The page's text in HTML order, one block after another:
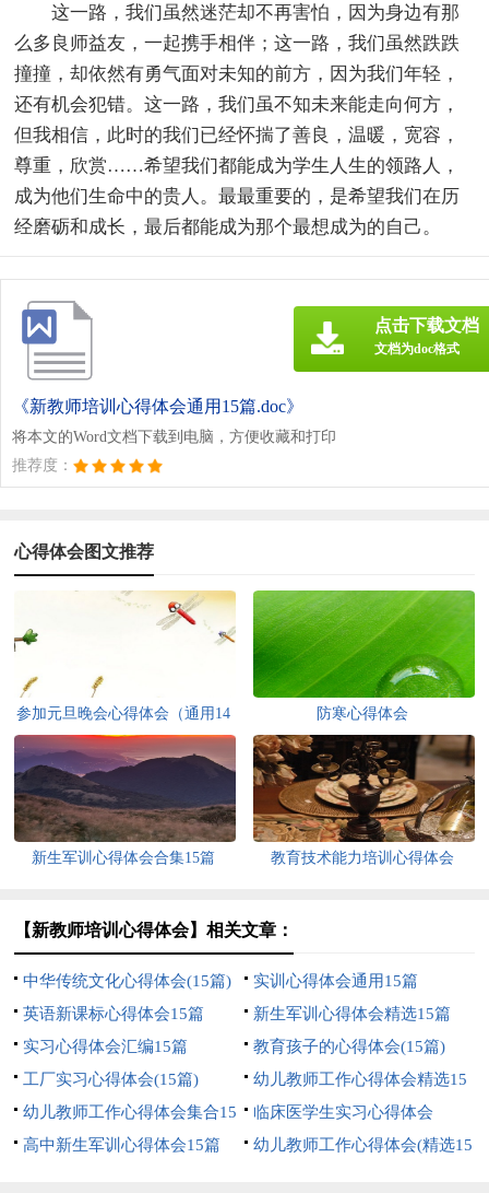
这一路，我们虽然迷茫却不再害怕，因为身边有那
么多良师益友，一起携手相伴；这一路，我们虽然跌跌
撞撞，却依然有勇气面对未知的前方，因为我们年轻，
还有机会犯错。这一路，我们虽不知未来能走向何方，
但我相信，此时的我们已经怀揣了善良，温暖，宽容，
尊重，欣赏……希望我们都能成为学生人生的领路人，
成为他们生命中的贵人。最最重要的，是希望我们在历
经磨砺和成长，最后都能成为那个最想成为的自己。
《新教师培训心得体会通用15篇.doc》
将本文的Word文档下载到电脑，方便收藏和打印
推荐度：
点击下载文档
文档为doc格式
心得体会图文推荐
参加元旦晚会心得体会（通用14
篇）
防寒心得体会
新生军训心得体会合集15篇 教育技术能力培训心得体会
【新教师培训心得体会】相关文章：
中华传统文化心得体会(15篇)
实训心得体会通用15篇
英语新课标心得体会15篇
新生军训心得体会精选15篇
实习心得体会汇编15篇
教育孩子的心得体会(15篇)
工厂实习心得体会(15篇)
幼儿教师工作心得体会精选15
篇
幼儿教师工作心得体会集合15
篇
临床医学生实习心得体会
高中新生军训心得体会15篇
幼儿教师工作心得体会(精选15